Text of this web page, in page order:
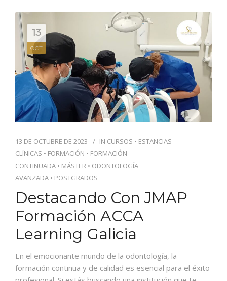
CONTACTO
BLOG
13
OCT
13 DE OCTUBRE DE 2023 IN CURSOS • ESTANCIAS
CLÍNICAS • FORMACIÓN • FORMACIÓN
CONTINUADA • MÁSTER • ODONTOLOGÍA
AVANZADA • POSTGRADOS
Destacando Con JMAP
Formación ACCA
Learning Galicia
En el emocionante mundo de la odontología, la
formación continua y de calidad es esencial para el éxito